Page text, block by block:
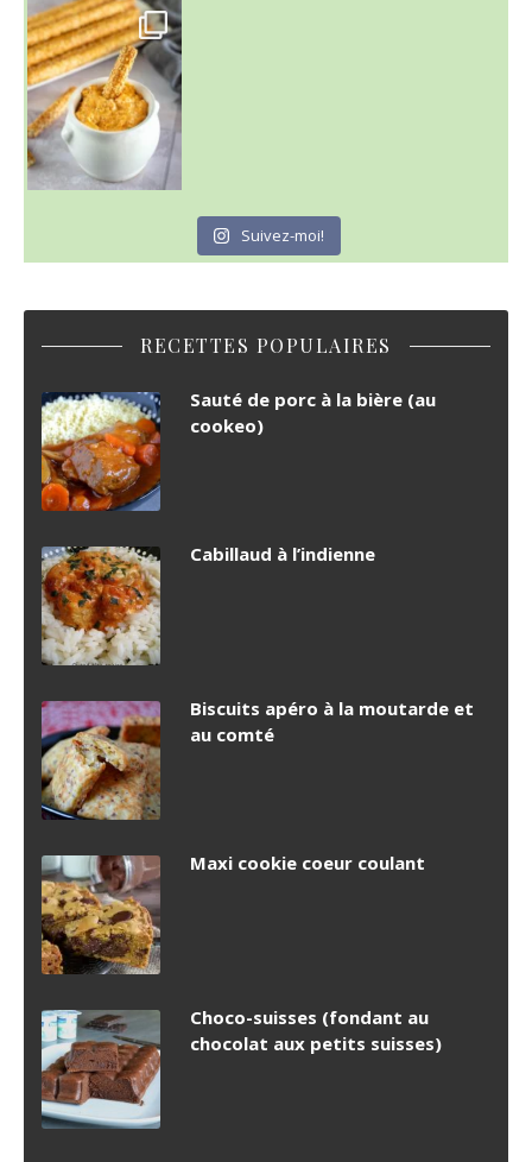
Suivez-moi!
RECETTES POPULAIRES
Sauté de porc à la bière (au
cookeo)
Cabillaud à l’indienne
Biscuits apéro à la moutarde et
au comté
Maxi cookie coeur coulant
Choco-suisses (fondant au
chocolat aux petits suisses)